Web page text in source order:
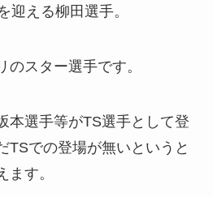
迎える柳田選手。
のスター選手です。
本選手等がTS選手として登
TSでの登場が無いというと
ます。